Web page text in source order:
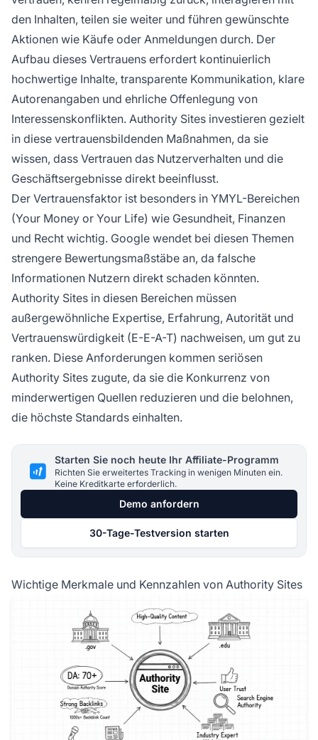
den Inhalten, teilen sie weiter und führen gewünschte
Aktionen wie Käufe oder Anmeldungen durch. Der
Aufbau dieses Vertrauens erfordert kontinuierlich
hochwertige Inhalte, transparente Kommunikation, klare
Autorenangaben und ehrliche Offenlegung von
Interessenskonflikten. Authority Sites investieren gezielt
in diese vertrauensbildenden Maßnahmen, da sie
wissen, dass Vertrauen das Nutzerverhalten und die
Geschäftsergebnisse direkt beeinflusst.
Der Vertrauensfaktor ist besonders in YMYL-Bereichen
(Your Money or Your Life) wie Gesundheit, Finanzen
und Recht wichtig. Google wendet bei diesen Themen
strengere Bewertungsmaßstäbe an, da falsche
Informationen Nutzern direkt schaden könnten.
Authority Sites in diesen Bereichen müssen
außergewöhnliche Expertise, Erfahrung, Autorität und
Vertrauenswürdigkeit (E-E-A-T) nachweisen, um gut zu
ranken. Diese Anforderungen kommen seriösen
Authority Sites zugute, da sie die Konkurrenz von
minderwertigen Quellen reduzieren und die belohnen,
die höchste Standards einhalten.
Starten Sie noch heute Ihr Affiliate-Programm
Richten Sie erweitertes Tracking in wenigen Minuten ein.
Keine Kreditkarte erforderlich.
Demo anfordern
30-Tage-Testversion starten
Wichtige Merkmale und Kennzahlen von Authority Sites